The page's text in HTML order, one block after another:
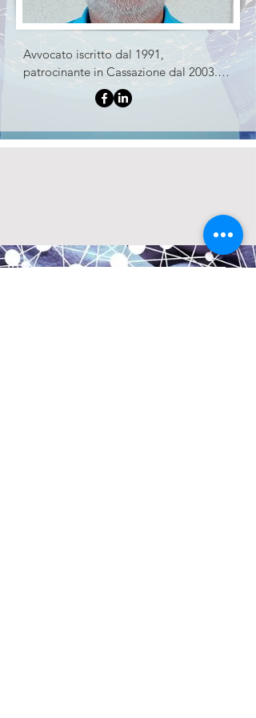
culturale, nel quale mi identifico
totalmente.
Avvocato iscritto dal 1991,
patrocinante in Cassazione dal 2003.
Esperienza consolidata in ambito civile,
penale e commerciale e
finanziario. Lo studio principale è in
di domiciliatario e collabora con vari
studi legali Italiani. Appassionato di
cooperazione ed associazionismo; ha
collaborato per la costituzione e la